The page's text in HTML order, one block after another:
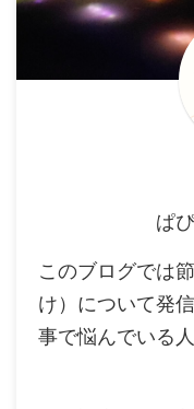
ぱ
このブログでは
け）について発
事で悩んでいる